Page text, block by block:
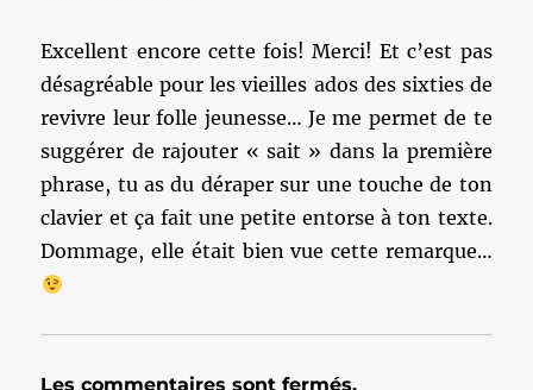
Excellent encore cette fois! Merci! Et c’est pas
désagréable pour les vieilles ados des sixties de
revivre leur folle jeunesse… Je me permet de te
suggérer de rajouter « sait » dans la première
phrase, tu as du déraper sur une touche de ton
clavier et ça fait une petite entorse à ton texte.
Dommage, elle était bien vue cette remarque…
Les commentaires sont fermés.